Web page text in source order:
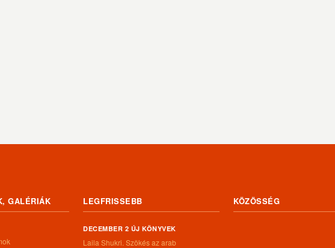
GALÉRIÁK LEGFRISSEBB
DECEMBER 2 ÚJ KÖNYVEK
Laila Shukri. Szökés ​az arab
KÖZÖSSÉG